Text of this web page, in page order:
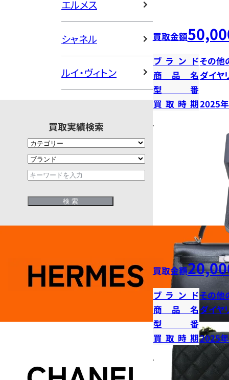
エルメス
シャネル
ルイ・ヴィトン
買取実績検索
買取金額
ブランドその他
商品名ダイヤ
型番
買取時期2025
買取金額
ブランドその他
商品名ダイヤ
型番
買取時期2025